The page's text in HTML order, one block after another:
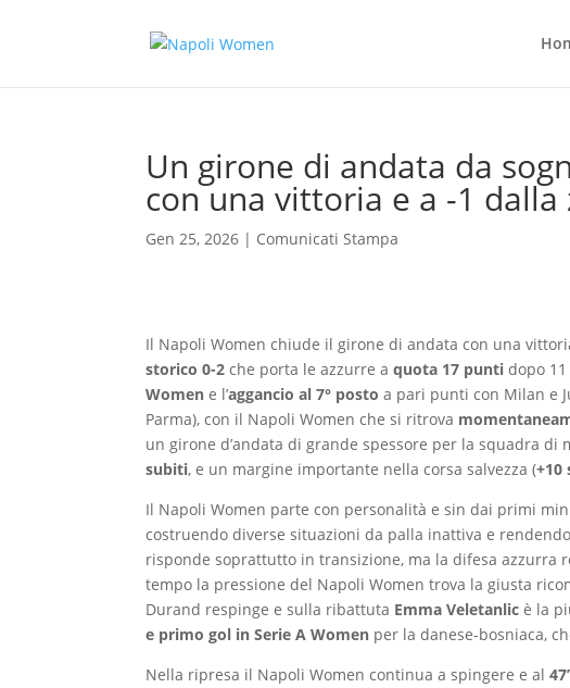
Un girone di andata da
con una vittoria e a -1 dalla
Gen 25, 2026 | Comunicati Stampa
Il Napoli Women chiude il girone di andata con una
storico 0-2 che porta le azzurre aquota 17 punti dopo
Women e l’aggancio al 7° posto a pari punti con Milan e
Parma), con il Napoli Women che si ritrova
un girone d’andata di grande spessore per la squadra di
subiti, e un margine importante nella corsa salvezza (+10
Il Napoli Women parte con personalità e sin dai primi
costruendo diverse situazioni da palla inattiva e
risponde soprattutto in transizione, ma la difesa azzurra
tempo la pressione del Napoli Women trova la giusta
Durand respinge e sulla ribattuta Emma Veletanlic è la
e primo gol in Serie A Women per la danese-bosniaca,
Nella ripresa il Napoli Women continua a spingere e al47’